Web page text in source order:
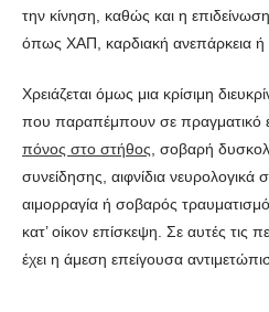
την κίνηση, καθώς και η
όπως ΧΑΠ, καρδιακή ανεπάρκεια ή
Χρειάζεται όμως μια κρίσιμη
που παραπέμπουν σε πραγματικό
πόνος στο στήθος , σοβαρή
συνείδησης, αιφνίδια
αιμορραγία ή σοβαρός
κατ’ οίκον επίσκεψη. Σε αυτές τις
έχει η άμεση επείγουσα